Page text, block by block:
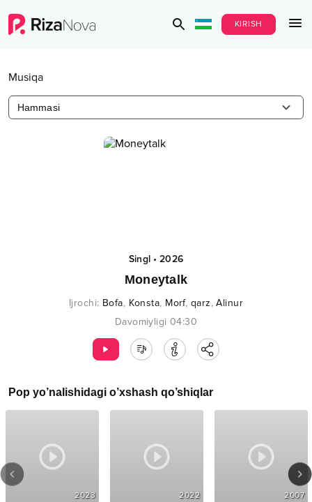
KIRISH
Musiqa
Hammasi
Singl•2026
Moneytalk
Ijrochi: Bofa, Konsta, Morf, qarz,Alinur
Davomiyligi 04:30
Pop yo’nalishidagi o’xshash qo’shiqlar
2023 2022 2007